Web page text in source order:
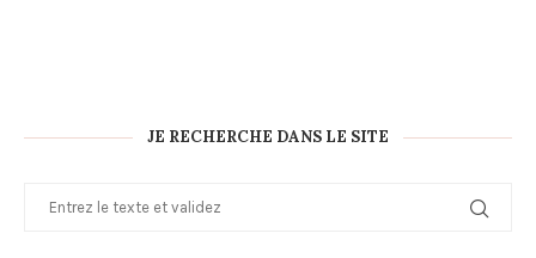
JE RECHERCHE DANS LE SITE